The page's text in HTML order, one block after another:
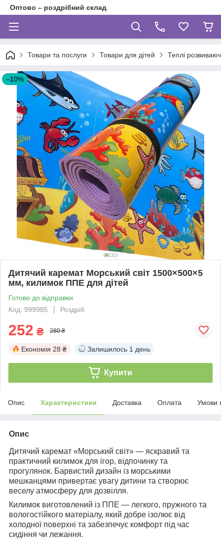
Оптово – роздрібний склад
Товари та послуги Товари для дітей Теплі
–10%
Дитячий каремат Морський світ 1500×500×5
мм, килимок ППЕ для дітей
Готово до відправки
Код: 999985
Роздріб
252 ₴ 280 ₴
Економія 28 ₴ Залишилось 1 день
Купити
Опис Характеристики Доставка Оплата Умови
Опис
Дитячий каремат «Морський світ» — яскравий та
практичний килимок для ігор, відпочинку та
прогулянок. Барвистий дизайн із морськими
мешканцями привертає увагу дитини та створює
веселу атмосферу для дозвілля.
Килимок виготовлений із ППЕ — легкого, пружного та
вологостійкого матеріалу, який добре ізолює від
холодної поверхні та забезпечує комфорт під час
сидіння чи лежання.